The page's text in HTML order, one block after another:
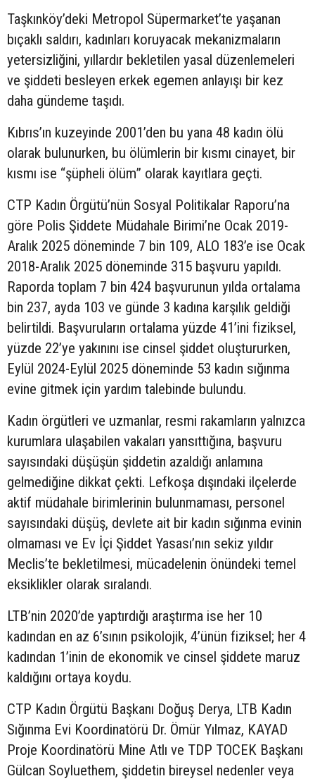
Taşkınköy’deki Metropol Süpermarket’te yaşanan
bıçaklı saldırı, kadınları koruyacak mekanizmaların
yetersizliğini, yıllardır bekletilen yasal düzenlemeleri
ve şiddeti besleyen erkek egemen anlayışı bir kez
daha gündeme taşıdı.
Kıbrıs’ın kuzeyinde 2001’den bu yana 48 kadın ölü
olarak bulunurken, bu ölümlerin bir kısmı cinayet, bir
kısmı ise “şüpheli ölüm” olarak kayıtlara geçti.
CTP Kadın Örgütü’nün Sosyal Politikalar Raporu’na
göre Polis Şiddete Müdahale Birimi’ne Ocak 2019-
Aralık 2025 döneminde 7 bin 109, ALO 183’e ise Ocak
2018-Aralık 2025 döneminde 315 başvuru yapıldı.
Raporda toplam 7 bin 424 başvurunun yılda ortalama
bin 237, ayda 103 ve günde 3 kadına karşılık geldiği
belirtildi. Başvuruların ortalama yüzde 41’ini fiziksel,
yüzde 22’ye yakınını ise cinsel şiddet oluştururken,
Eylül 2024-Eylül 2025 döneminde 53 kadın sığınma
evine gitmek için yardım talebinde bulundu.
Kadın örgütleri ve uzmanlar, resmi rakamların yalnızca
kurumlara ulaşabilen vakaları yansıttığına, başvuru
sayısındaki düşüşün şiddetin azaldığı anlamına
gelmediğine dikkat çekti. Lefkoşa dışındaki ilçelerde
aktif müdahale birimlerinin bulunmaması, personel
sayısındaki düşüş, devlete ait bir kadın sığınma evinin
olmaması ve Ev İçi Şiddet Yasası’nın sekiz yıldır
Meclis’te bekletilmesi, mücadelenin önündeki temel
eksiklikler olarak sıralandı.
LTB’nin 2020’de yaptırdığı araştırma ise her 10
kadından en az 6’sının psikolojik, 4’ünün fiziksel; her 4
kadından 1’inin de ekonomik ve cinsel şiddete maruz
kaldığını ortaya koydu.
CTP Kadın Örgütü Başkanı Doğuş Derya, LTB Kadın
Sığınma Evi Koordinatörü Dr. Ömür Yılmaz, KAYAD
Proje Koordinatörü Mine Atlı ve TDP TOCEK Başkanı
Gülcan Soyluethem, şiddetin bireysel nedenler veya